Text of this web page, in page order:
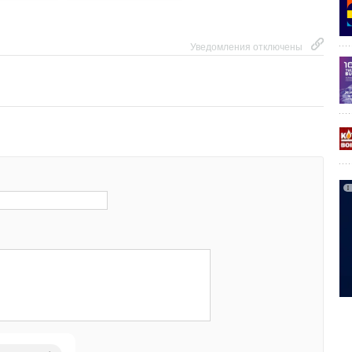
Уведомления отключены
решения. О готовности полностью
качества.
мероприятий для разных аудиторий — уже в мае
приглашает мастеров на экскурсии в испытательный